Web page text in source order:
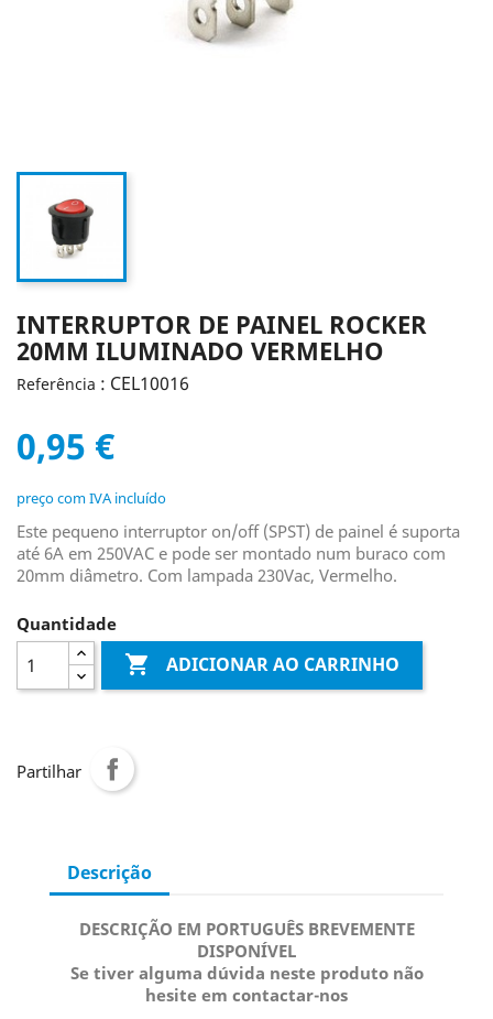
INTERRUPTOR DE PAINEL ROCKER
20MM ILUMINADO VERMELHO
Referência : CEL10016
0,95 €
preço com IVA incluído
Este pequeno interruptor on/off (SPST) de painel é suporta
até 6A em 250VAC e pode ser montado num buraco com
20mm diâmetro. Com lampada 230Vac, Vermelho.
Quantidade
 ADICIONAR AO CARRINHO
Partilhar
Descrição
DESCRIÇÃO EM PORTUGUÊS BREVEMENTE
DISPONÍVEL
Se tiver alguma dúvida neste produto não
hesite em contactar-nos